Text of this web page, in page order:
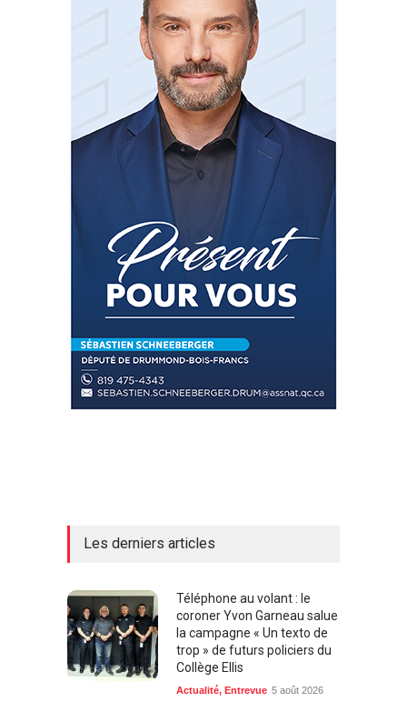
Les derniers articles
Téléphone au volant : le
coroner Yvon Garneau salue
la campagne « Un texto de
trop » de futurs policiers du
Collège Ellis
Actualité, Entrevue 5 août 2026